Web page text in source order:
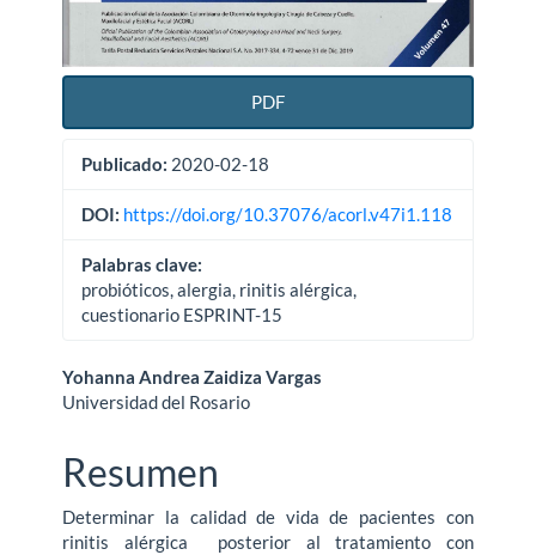
PDF
Publicado: 2020-02-18
DOI: https://doi.org/10.37076/acorl.v47i1.118
Palabras clave:
probióticos, alergia, rinitis alérgica,
cuestionario ESPRINT-15
Contenido
del
artículo
Yohanna Andrea Zaidiza Vargas
Universidad del Rosario
Resumen
Determinar la calidad de vida de pacientes con
rinitis alérgica posterior al tratamiento con